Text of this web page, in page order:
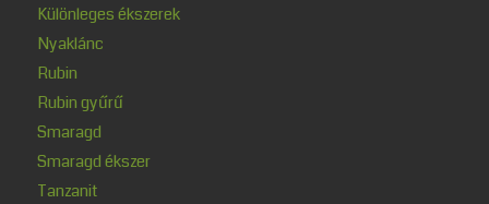
Különleges ékszerek
Nyaklánc
Rubin
Rubin gyűrű
Smaragd
Smaragd ékszer
Tanzanit